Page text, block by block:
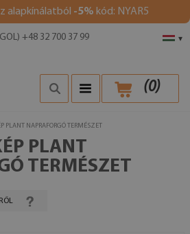
alapkínálatból -5% kód: NYAR5
▾
+48 32 700 37 99
(0)
PLANT NAPRAFORGÓ TERMÉSZET
PLANT
TERMÉSZET